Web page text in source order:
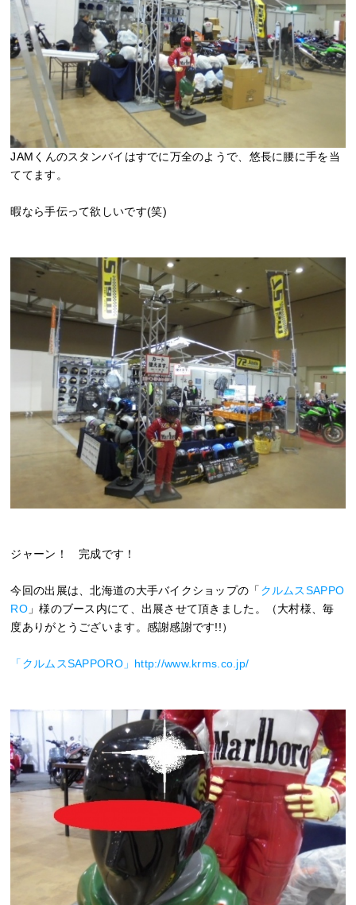
JAMくんのスタンバイはすでに万全のようで、悠長に腰に手を当
ててます。
暇なら手伝って欲しいです(笑)
ジャーン！ 完成です！
今回の出展は、北海道の大手バイクショップの「 クルムスSAPPO
RO 」様のブース内にて、出展させて頂きました。（大村様、毎
度ありがとうございます。感謝感謝です!!）
「クルムスSAPPORO」http://www.krms.co.jp/